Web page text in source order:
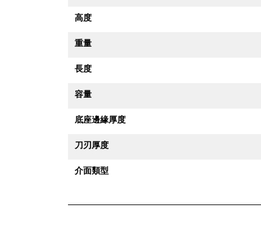
高度
重量
長度
容量
底座邊緣厚度
刀刃厚度
介面類型